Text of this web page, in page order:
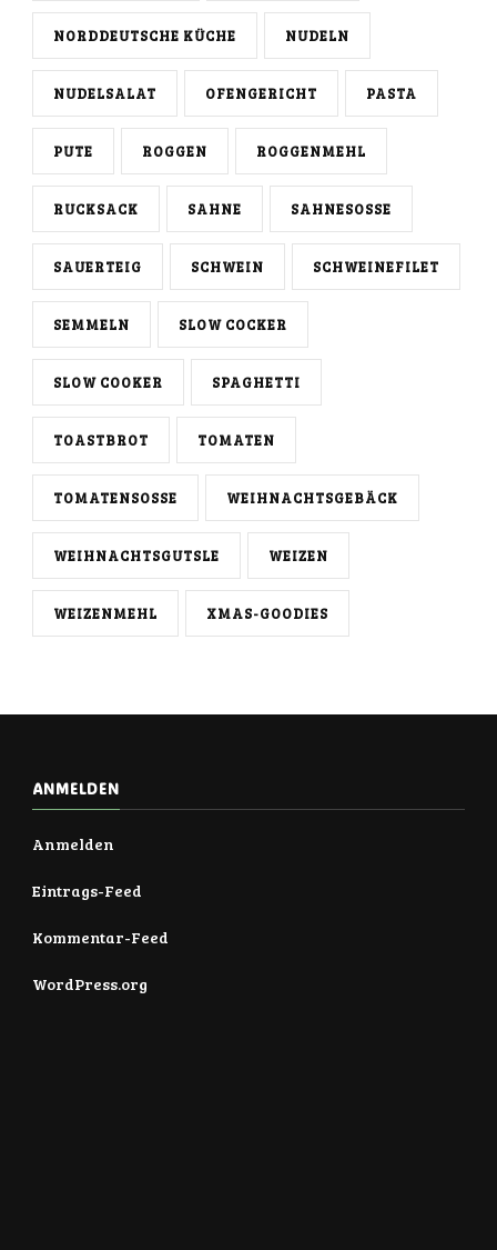
NORDDEUTSCHE KÜCHE NUDELN
NUDELSALAT OFENGERICHT PASTA
PUTE ROGGEN ROGGENMEHL
RUCKSACK SAHNE SAHNESOSSE
SAUERTEIG SCHWEIN SCHWEINEFILET
SEMMELN SLOW COCKER
SLOW COOKER SPAGHETTI
TOASTBROT TOMATEN
TOMATENSOSSE WEIHNACHTSGEBÄCK
WEIHNACHTSGUTSLE WEIZEN
WEIZENMEHL XMAS-GOODIES
ANMELDEN
Anmelden
Eintrags-Feed
Kommentar-Feed
WordPress.org